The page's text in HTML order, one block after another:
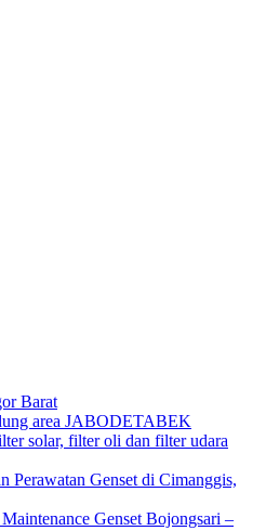
Barat
area JABODETABEK
solar, filter oli dan filter udara
Perawatan Genset di Cimanggis,
Genset Bojongsari –